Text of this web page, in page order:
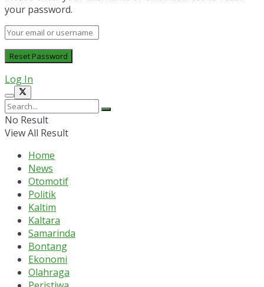
your password.
Log In
No Result
View All Result
Home
News
Otomotif
Politik
Kaltim
Kaltara
Samarinda
Bontang
Ekonomi
Olahraga